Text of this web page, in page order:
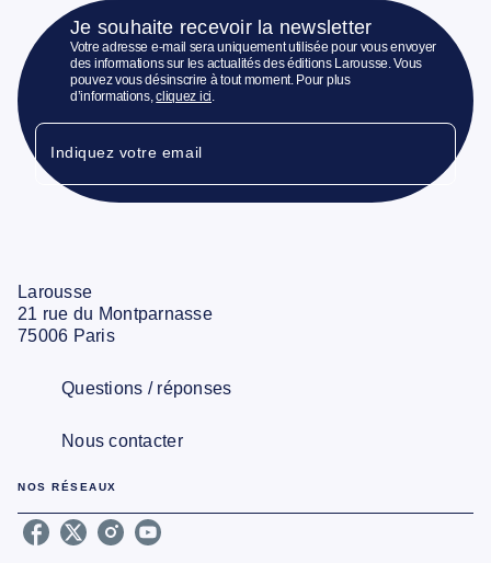
Je souhaite recevoir la newsletter
Votre adresse e-mail sera uniquement utilisée pour vous envoyer
des informations sur les actualités des éditions Larousse. Vous
pouvez vous désinscrire à tout moment. Pour plus
d’informations,cliquez ici.
Indiquez votre email
Larousse
21 rue du Montparnasse
75006 Paris
Questions / réponses
Nous contacter
NOS RÉSEAUX